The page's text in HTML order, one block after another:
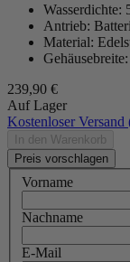
Wasserdichte:
Antrieb:
Material:
239,90 €
Auf Lager
Kostenloser Versand
In den Warenkorb
Preis vorschlagen
Vorname
Nachname
E-Mail